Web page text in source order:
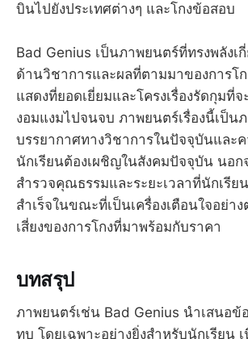
บินไปยังประเทศต่างๆ และโกงข้อสอบ
Bad Genius เป็นภาพยนตร์ที่ทรงพลังเ
ด้านวิชาการและผลที่ตามมาของการโ
แสดงที่ยอดเยี่ยมและโครงเรื่องรัดกุมที่
งอมแงมไปจนจบ ภาพยนตร์เรื่องนี้เป็น
บรรยากาศทางวิชาการในปัจจุบันและ
นักเรียนต้องเผชิญในสังคมปัจจุบัน นอก
สำรวจคุณธรรมและระยะเวลาที่นักเรีย
สำเร็จในขณะที่เป็นเครื่องเตือนใจอย่าง
เสี่ยงของการโกงที่มาพร้อมกับราคา
บทสรุป
ภาพยนตร์เช่น Bad Genius นำเสนอข้
ทบ โดยเฉพาะอย่างยิ่งสำหรับนักเรียน